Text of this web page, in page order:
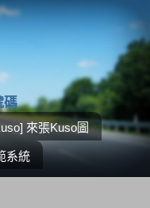
碼
來張Kuso圖
系統